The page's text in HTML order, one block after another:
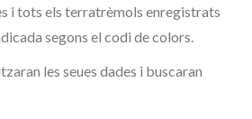
i tots els terratrèmols enregistrats
segons el codi de colors.
les seues dades i buscaran